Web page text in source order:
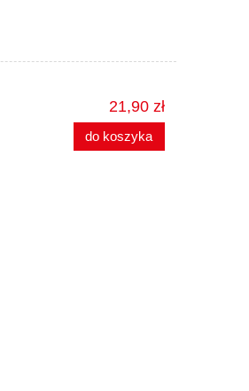
21,90 zł
do koszyka